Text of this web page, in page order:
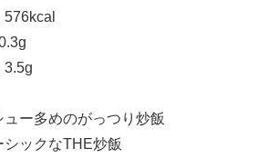
3.5g
ー多めのがっつり炒飯
ックなTHE炒飯